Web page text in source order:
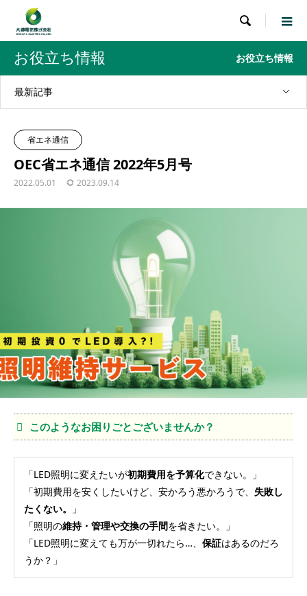

お役立ち情報 お役立ち情報
最新記事
省エネ通信
OEC省エネ通信 2022年5月号
2022.05.01 2023.09.14
このようなお困りごとございませんか？
「LED照明に変えたいが初期費用を予算化できない。」
「初期費用を安くしたいけど、安かろう悪かろうで、 失敗し
たくない。
」
「照明の維持・管理や交換の手間を省きたい。」
「LED照明に変えても万が一切れたら…、 保証はあるのだろ
うか？」